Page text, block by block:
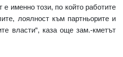
е именно този, по който работите
лоялност към партньорите и
власти“, каза още зам.-кметът